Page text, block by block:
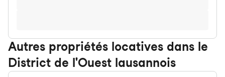
Autres propriétés locatives dans le
District de l'Ouest lausannois